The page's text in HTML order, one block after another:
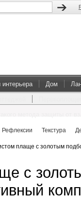
интерьера Дом
Рефлексии Текстура
плаще с золотым
с